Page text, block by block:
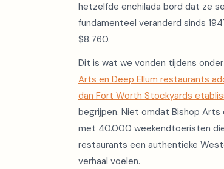
hetzelfde enchilada bord dat ze
fundamenteel veranderd sinds
$8.760.
Dit is wat we vonden tijdens
Arts en Deep Ellum restaurants
dan Fort Worth Stockyards
begrijpen. Niet omdat Bishop
met 40.000 weekendtoeristen
restaurants een authentieke
verhaal voelen.